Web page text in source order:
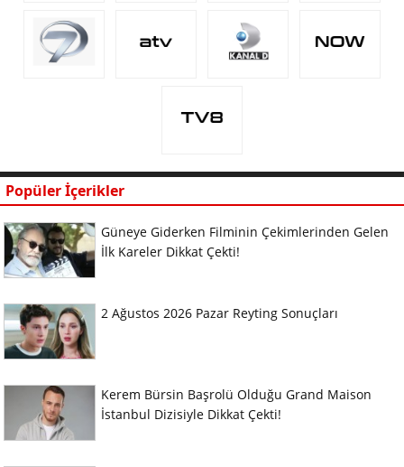
Popüler İçerikler
Güneye Giderken Filminin Çekimlerinden Gelen
İlk Kareler Dikkat Çekti!
2 Ağustos 2026 Pazar Reyting Sonuçları
Kerem Bürsin Başrolü Olduğu Grand Maison
İstanbul Dizisiyle Dikkat Çekti!